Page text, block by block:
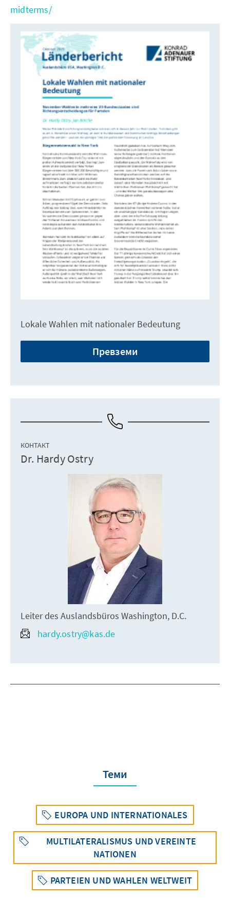
midterms/
Lokale Wahlen mit nationaler Bedeutung
Превземи
КОНТАКТ
Dr. Hardy Ostry
Leiter des Auslandsbüros Washington, D.C.
hardy.ostry@kas.de
Теми
EUROPA UND INTERNATIONALES
MULTILATERALISMUS UND VEREINTE
NATIONEN
PARTEIEN UND WAHLEN WELTWEIT